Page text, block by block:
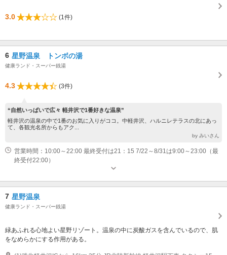
3.0 (1件)
6 星野温泉 トンボの湯
健康ランド・スーパー銭湯
4.3 (3件)
“自然いっぱいで広々 軽井沢で1番好きな温泉”
軽井沢の温泉の中で1番のお気に入りがココ。中軽井沢、ハルニレテラスの北にあっ
て、各観光名所からもアク...
by みいさん
営業時間：10:00～22:00 最終受付は21：15 7/22～8/31は9:00～23:00（最
終受付22:00）
7 星野温泉
健康ランド・スーパー銭湯
緑あふれる心地よい星野リゾート。温泉の中に炭酸ガスを含んでいるので、肌
をなめらかにする作用がある。